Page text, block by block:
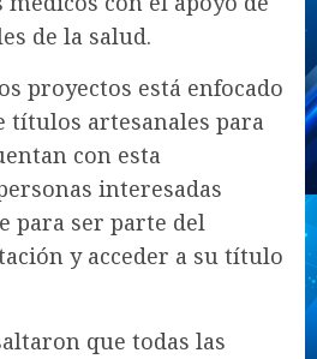
de la salud.
proyectos está enfocado
títulos artesanales para
con esta
interesadas
para ser parte del
y acceder a su título
que todas las